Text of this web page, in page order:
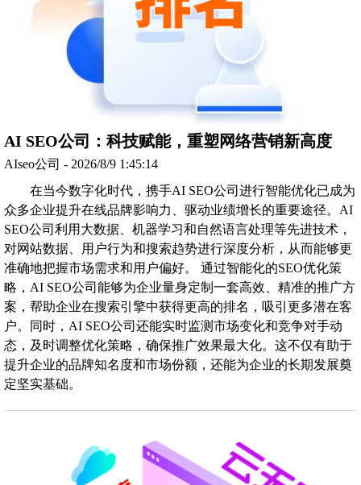
AI SEO公司：科技赋能，重塑网络营销新高度
AIseo公司 - 2026/8/9 1:45:14
在当今数字化时代，携手AI SEO公司进行智能优化已成为
众多企业提升在线品牌影响力、驱动业绩增长的重要途径。AI
SEO公司利用大数据、机器学习和自然语言处理等先进技术，
对网站数据、用户行为和搜索趋势进行深度分析，从而能够更
准确地把握市场需求和用户偏好。 通过智能化的SEO优化策
略，AI SEO公司能够为企业量身定制一套高效、精准的推广方
案，帮助企业在搜索引擎中获得更高的排名，吸引更多潜在客
户。同时，AI SEO公司还能实时监测市场变化和竞争对手动
态，及时调整优化策略，确保推广效果最大化。这不仅有助于
提升企业的品牌知名度和市场份额，还能为企业的长期发展奠
定坚实基础。